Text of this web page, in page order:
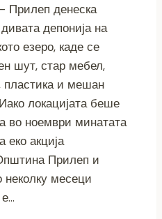
Прилеп денеска
депонија на
езеро, каде се
шут, стар мебел,
и мешан
локацијата беше
во ноември минатата
еко акција
Прилеп и
неколку месеци